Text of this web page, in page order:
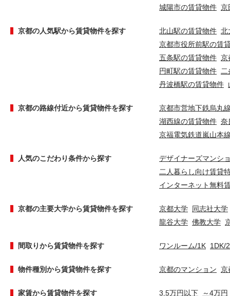
城陽市の賃貸物件 京
京都の人気駅から賃貸物件を探す 北山駅の賃貸物件 北
京都市役所前駅の賃
五条駅の賃貸物件 京
円町駅の賃貸物件
丹波橋駅の賃貸物件
京都の路線付近から賃貸物件を探す
京都市営地下鉄烏丸
湖西線の賃貸物件 奈
京福電気鉄道嵐山本
人気のこだわり条件から探す
デザイナーズマンシ
二人暮らし向け賃貸
インターネット無料
京都の主要大学から賃貸物件を探す 京都大学 同志社大学
龍谷大学 佛教大学
間取りから賃貸物件を探す ワンルーム/1K 1DK/
物件種別から賃貸物件を探す 京都のマンション 京
家賃から賃貸物件を探す 3.5万円以下 ～4万円